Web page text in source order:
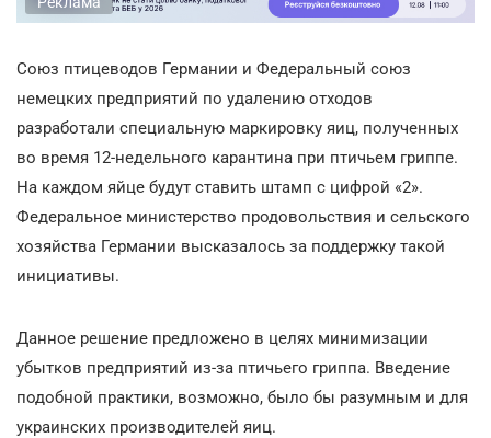
Союз птицеводов Германии и Федеральный союз
немецких предприятий по удалению отходов
разработали специальную маркировку яиц, полученных
во время 12-недельного карантина при птичьем гриппе.
На каждом яйце будут ставить штамп с цифрой «2».
Федеральное министерство продовольствия и сельского
хозяйства Германии высказалось за поддержку такой
инициативы.
Данное решение предложено в целях минимизации
убытков предприятий из-за птичьего гриппа. Введение
подобной практики, возможно, было бы разумным и для
украинских производителей яиц.